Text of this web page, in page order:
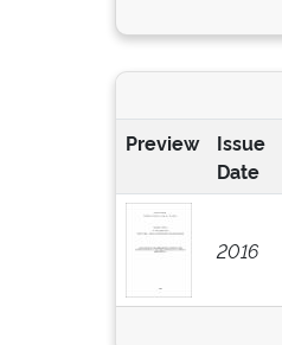
Preview
Issue
Date
2016